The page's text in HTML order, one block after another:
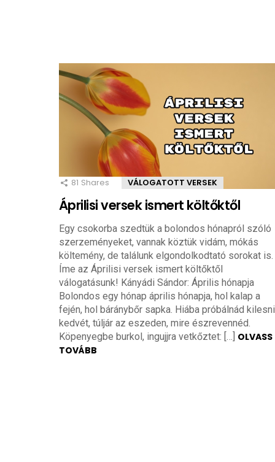
81 Shares VÁLOGATOTT VERSEK
Áprilisi versek ismert költőktől
Egy csokorba szedtük a bolondos hónapról szóló
szerzeményeket, vannak köztük vidám, mókás
költemény, de találunk elgondolkodtató sorokat is.
Íme az Áprilisi versek ismert költőktől
válogatásunk! Kányádi Sándor: Április hónapja
Bolondos egy hónap április hónapja, hol kalap a
fején, hol báránybőr sapka. Hiába próbálnád
kedvét, túljár az eszeden, mire észrevennéd.
Köpenyegbe burkol, ingujjra vetkőztet: […] OLVASS
TOVÁBB